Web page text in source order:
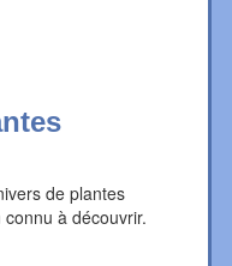
de plantes
à découvrir.